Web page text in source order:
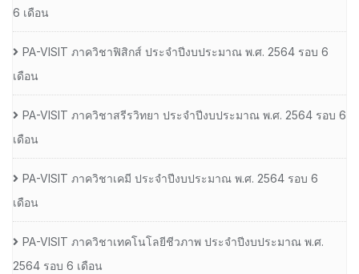
6 เดือน
PA-VISIT ภาควิชาฟิสิกส์ ประจำปีงบประมาณ พ.ศ. 2564 รอบ 6
เดือน
PA-VISIT ภาควิชาสรีรวิทยา ประจำปีงบประมาณ พ.ศ. 2564 รอบ 6
เดือน
PA-VISIT ภาควิชาเคมี ประจำปีงบประมาณ พ.ศ. 2564 รอบ 6
เดือน
PA-VISIT ภาควิชาเทคโนโลยีชีวภาพ ประจำปีงบประมาณ พ.ศ.
2564 รอบ 6 เดือน